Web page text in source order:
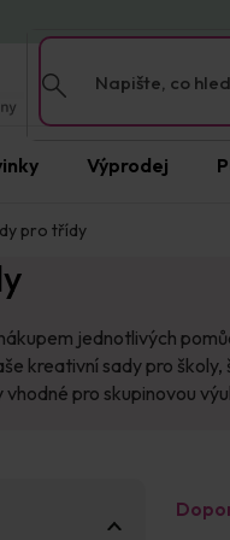
Výprodej
pro třídy
jednotlivých
kreativní sady pro
pro skupinovou
a